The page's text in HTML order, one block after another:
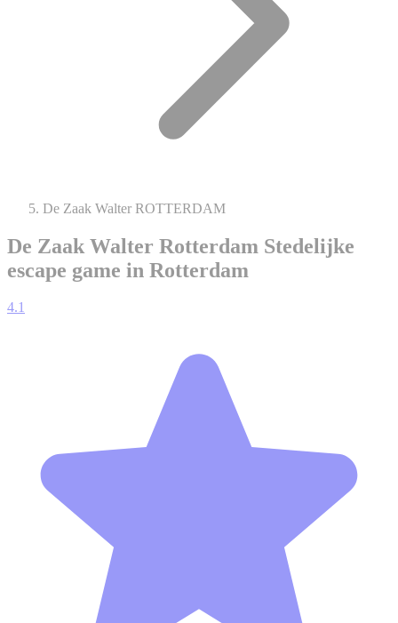
De Zaak Walter ROTTERDAM
De Zaak Walter Rotterdam Stedelijke
escape game in Rotterdam
4.1